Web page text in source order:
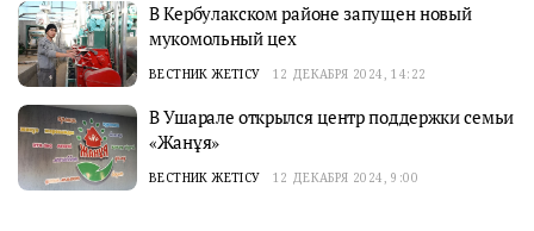
В Кербулакском районе запущен новый
мукомольный цех
ВЕСТНИК ЖЕТІСУ 12 ДЕКАБРЯ 2024, 14:22
В Ушарале открылся центр поддержки семьи
«Жанұя»
ВЕСТНИК ЖЕТІСУ 12 ДЕКАБРЯ 2024, 9:00